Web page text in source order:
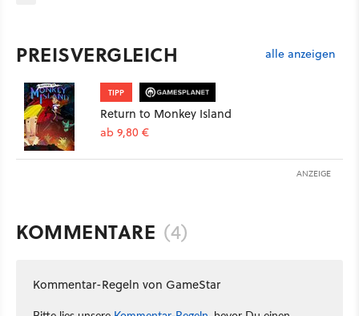
PREISVERGLEICH alle anzeigen
TIPP
Return to Monkey Island
ab 9,80 €
ANZEIGE
KOMMENTARE (4)
Kommentar-Regeln von GameStar